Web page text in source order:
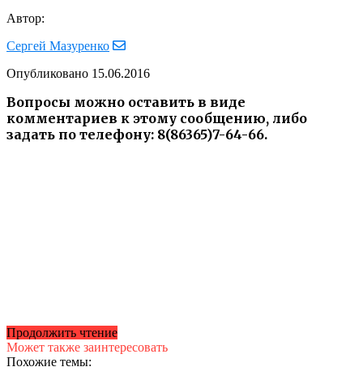
Автор:
Сергей Мазуренко
Опубликовано 15.06.2016
Вопросы можно оставить в виде
комментариев к этому сообщению, либо
задать по телефону: 8(86365)7-64-66.
Продолжить чтение
Может также заинтересовать
Похожие темы: